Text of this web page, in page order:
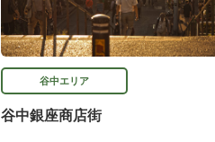
谷中エリア
谷中銀座商店街